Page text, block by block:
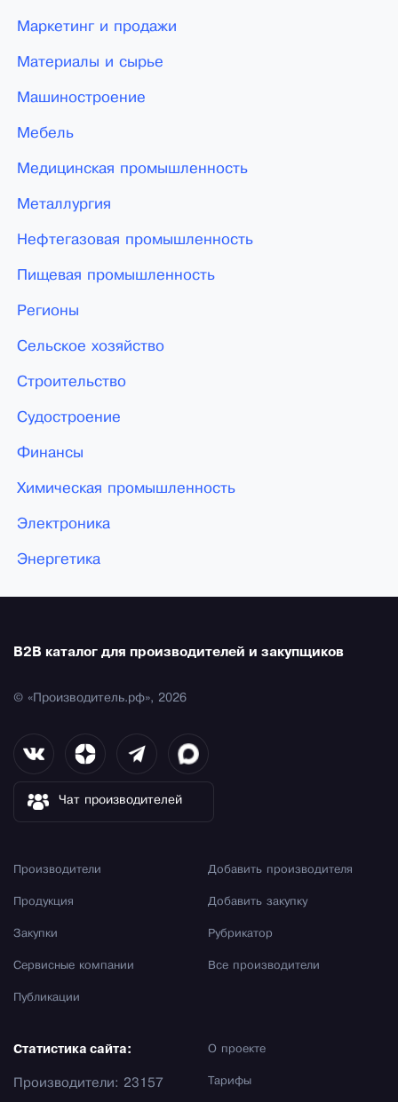
Маркетинг и продажи
Материалы и сырье
Машиностроение
Мебель
Медицинская промышленность
Металлургия
Нефтегазовая промышленность
Пищевая промышленность
Регионы
Сельское хозяйство
Строительство
Судостроение
Финансы
Химическая промышленность
Электроника
Энергетика
B2B каталог для производителей и закупщиков
© «Производитель.рф», 2026
Чат производителей
Производители
Продукция
Закупки
Сервисные компании
Публикации
Добавить производителя
Добавить закупку
Рубрикатор
Все производители
О проекте
Тарифы
Статистика сайта:
Производители: 23157